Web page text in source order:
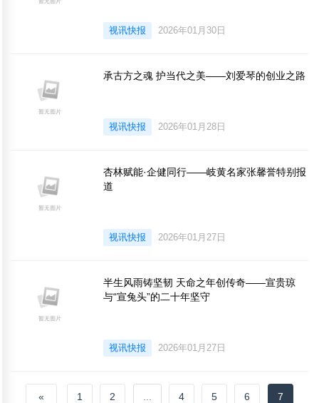
视讯快报 2026年01月30日
承古方之魂 护当代之美——刘爱琴的创业之路
视讯快报 2026年01月28日
杏林赋能·企健同行——岐黄名家张馨誉特别报
道
视讯快报 2026年01月27日
半生风雨铸坚韧 天命之年创传奇——宣贵琼
与“宣兔头”的二十年坚守
视讯快报 2026年01月27日
« 1 2 4 5 6 7